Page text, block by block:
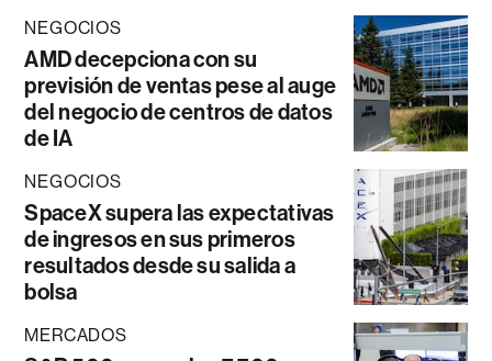
NEGOCIOS
AMD decepciona con su
previsión de ventas pese al auge
del negocio de centros de datos
de IA
NEGOCIOS
SpaceX supera las expectativas
de ingresos en sus primeros
resultados desde su salida a
bolsa
MERCADOS